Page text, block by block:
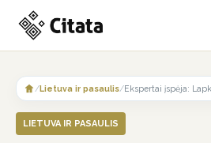
content
/Lietuva ir pasaulis/
LIETUVA IR PASAULIS